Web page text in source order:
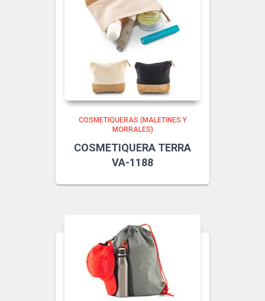
COSMETIQUERAS (MALETINES Y
MORRALES)
COSMETIQUERA TERRA
VA-1188